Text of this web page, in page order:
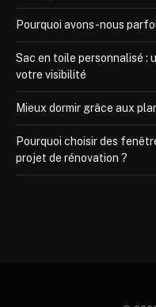
Pourquoi avons-nous
Sac en toile personnalisé :
votre visibilité
Mieux dormir grâce aux
Pourquoi choisir des
projet de rénovation ?